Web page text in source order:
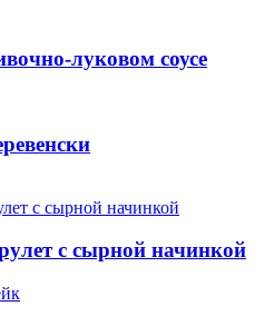
луковом соусе
с сырной начинкой